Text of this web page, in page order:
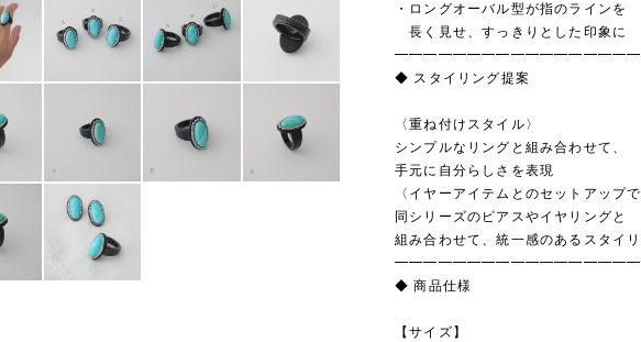
・ロングオーバル型が指のラインを
長く見せ、すっきりとした印象に
◆ スタイリング提案
〈重ね付けスタイル〉
シンプルなリングと組み合わせて、
手元に自分らしさを表現
〈イヤーアイテムとのセットアップで
同シリーズのピアスやイヤリングと
組み合わせて、統一感のあるスタイ
◆ 商品仕様
【サイズ】